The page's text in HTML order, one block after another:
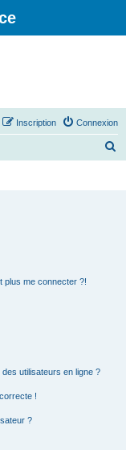
Connexion
Inscription
plus me connecter ?!
utilisateurs en ligne ?
!
?